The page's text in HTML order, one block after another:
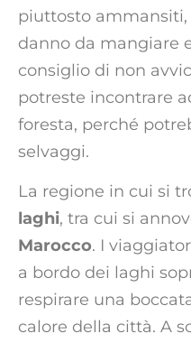
piuttosto
danno da mangiare
consiglio di non
potreste incontrare
foresta, perché
selvaggi.
La regione in cui si
laghi, tra cui si
Marocco. I
a bordo dei laghi
respirare una
calore della città. A